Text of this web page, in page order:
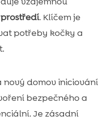
. Klíčem je
potřeby kočky a
nový domov iniciování
bezpečného a
Je zásadní